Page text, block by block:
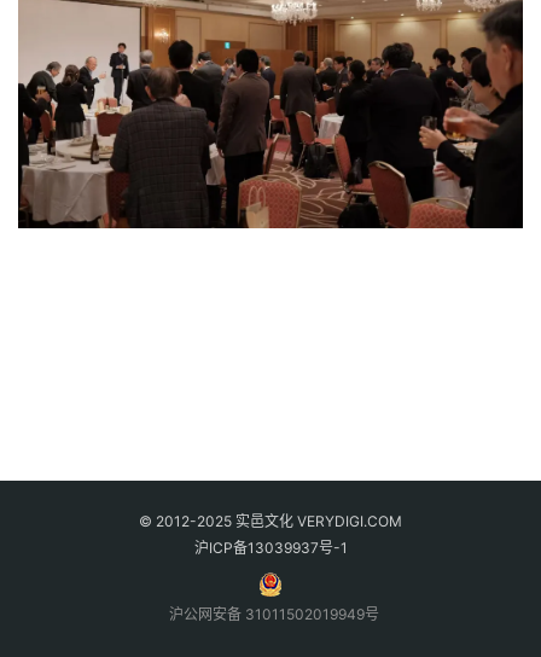
© 2012-2025 实邑文化 VERYDIGI.COM
沪ICP备13039937号-1
沪公网安备 31011502019949号